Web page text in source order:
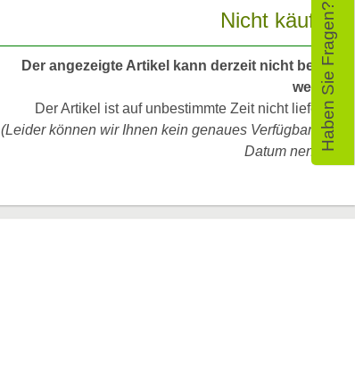
Nicht käuflich
Der angezeigte Artikel kann derzeit nicht bestellt
werden.
Der Artikel ist auf unbestimmte Zeit nicht lieferbar.
(Leider können wir Ihnen kein genaues Verfügbarkeits-
Datum nennen.)
Haben Sie Fragen?